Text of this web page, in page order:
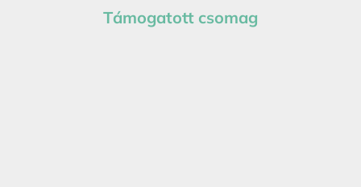
Támogatott csomag